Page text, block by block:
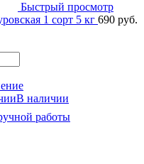
Быстрый просмотр
1 сорт 5 кг 690 руб.
В наличии
работы